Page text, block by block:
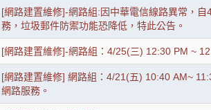
[網路建置維修]-網路組:因中華電信線路異常，
務，垃圾郵件防禦功能恐降低，特此公告。
[網路建置維修]-網路組：4/25(三) 12:30 PM ~
[網路建置維修] 網路組：4/21(五) 10:40 AM~
網路服務。